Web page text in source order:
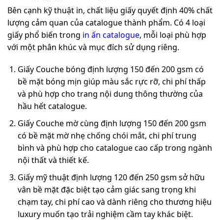
Bên cạnh kỹ thuật in, chất liệu giấy quyết định 40% chất
lượng cảm quan của catalogue thành phẩm. Có 4 loại
giấy phổ biến trong in ấn catalogue, mỗi loại phù hợp
với một phân khúc và mục đích sử dụng riêng.
Giấy Couche bóng định lượng 150 đến 200 gsm có
bề mặt bóng mịn giúp màu sắc rực rỡ, chi phí thấp
và phù hợp cho trang nội dung thông thường của
hầu hết catalogue.
Giấy Couche mờ cùng định lượng 150 đến 200 gsm
có bề mặt mờ nhẹ chống chói mắt, chi phí trung
bình và phù hợp cho catalogue cao cấp trong ngành
nội thất và thiết kế.
Giấy mỹ thuật định lượng 120 đến 250 gsm sở hữu
vân bề mặt đặc biệt tạo cảm giác sang trọng khi
chạm tay, chi phí cao và dành riêng cho thương hiệu
luxury muốn tạo trải nghiệm cầm tay khác biệt.